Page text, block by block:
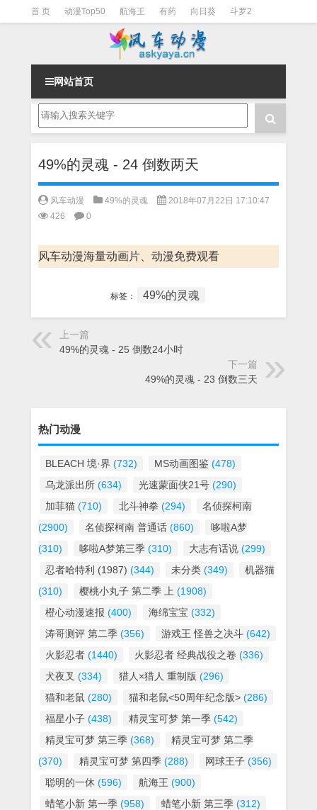
首 页 动漫Top50 航海王 有药 向日葵 斗罗2
一拳超人 柯南 阴阳师
网站首页
49%的灵魂 - 24 倒数两天
风车动漫 49%的灵魂
2018年07月22日 17:10:47
426
0
风车动漫海量动画片、动漫免费观看
标签： 49%的灵魂
上一篇
49%的灵魂 - 25 倒数24小时
下一篇
49%的灵魂 - 23 倒数三天
热门动漫
BLEACH 境·界 (732) MS动画图鉴 (478)
乌龙派出所 (634) 光速蒙面侠21号 (290)
加菲猫 (710) 北斗神拳 (294)
名侦探柯南
(2900)
名侦探柯南 普通话 (860)
哆啦A梦
(310)
哆啦A梦第三季 (310) 大志有话说 (299)
忍者哈特利 (1987) (344) 未分类 (349)
机器猫
(310)
樱桃小丸子 第二季 上 (1908)
橙心动漫速报 (400) 海绵宝宝 (332)
涛哥测评 第二季 (356) 游戏王 怪兽之决斗 (642)
火影忍者 (1440) 火影忍者 经典战役之卷 (336)
犬夜叉 (334) 猎人×猎人 重制版 (296)
猫和老鼠 (280) 猫和老鼠<50周年纪念版> (286)
福星小子 (438) 精灵宝可梦 第一季 (542)
精灵宝可梦 第三季 (368)
精灵宝可梦 第二季
(370)
精灵宝可梦 第四季 (288) 网球王子 (356)
聪明的一休 (596) 航海王 (900)
蜡笔小新 第一季 (958) 蜡笔小新 第三季 (312)